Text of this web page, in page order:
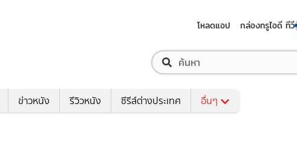
โหลดแอป กล่องทรูไอดี ทีวี
ข่าวหนัง รีวิวหนัง ซีรีส์ต่างประเทศ อื่นๆ